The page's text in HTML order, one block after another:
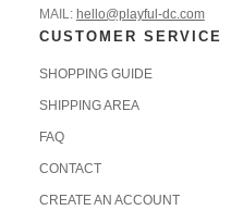
MAIL: hello@playful-dc.com
CUSTOMER SERVICE
SHOPPING GUIDE
SHIPPING AREA
FAQ
CONTACT
CREATE AN ACCOUNT